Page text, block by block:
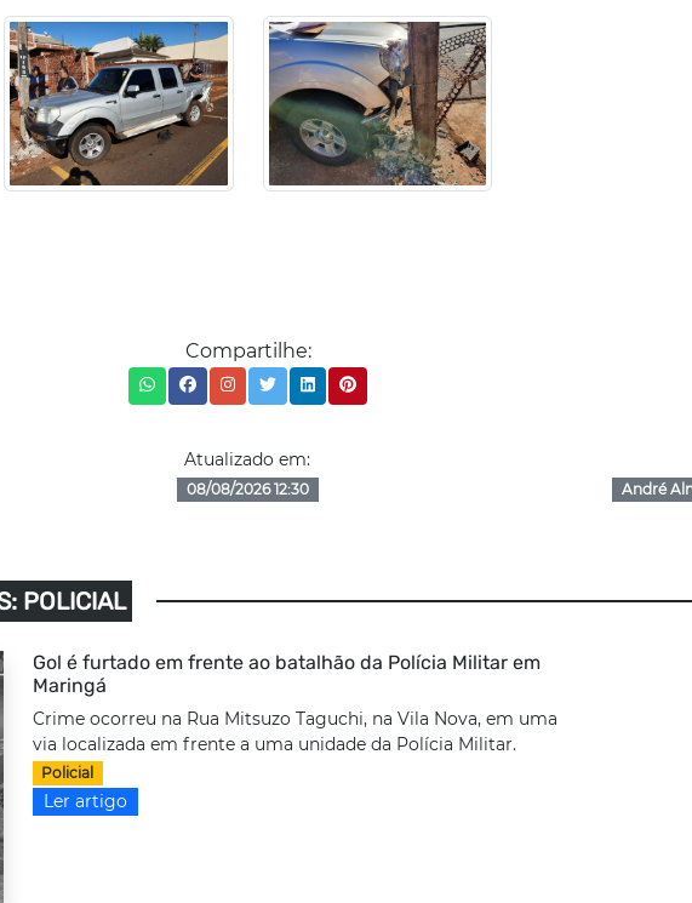
Compartilhe:
Atualizado em:
08/08/2026 12:30 André
POLICIAL
Gol é furtado em frente ao batalhão da Polícia Militar em
Maringá
Crime ocorreu na Rua Mitsuzo Taguchi, na Vila Nova, em uma
via localizada em frente a uma unidade da Polícia Militar.
Policial
Ler artigo